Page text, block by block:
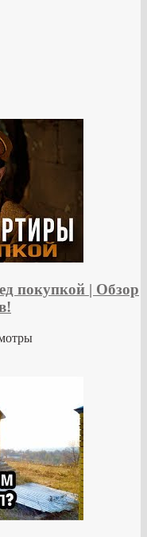
покупкой | Обзор